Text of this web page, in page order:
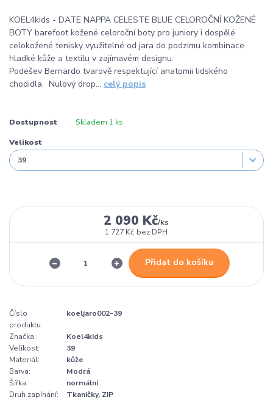
KOEL4kids - DATE NAPPA CELESTE BLUE CELOROČNÍ KOŽENÉ
BOTY barefoot kožené celoroční boty pro juniory i dospělé
celokožené tenisky využitelné od jara do podzimu kombinace
hladké kůže a textilu v zajímavém designu.
Podešev Bernardo tvarově respektující anatomii lidského
chodidla. Nulový drop... celý popis
Dostupnost Skladem 1 ks
Velikost
2 090 Kč/ks
1 727 Kč bez DPH
Přidat do košíku
Číslo
produktu:
koeljaro002-39
Značka:
Koel4kids
Velikost:
39
Materiál:
kůže
Barva:
Modrá
Šířka:
normální
Druh zapínání:
Tkaničky, ZIP